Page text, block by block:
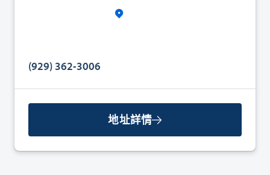
(929) 362-3006
地址詳情